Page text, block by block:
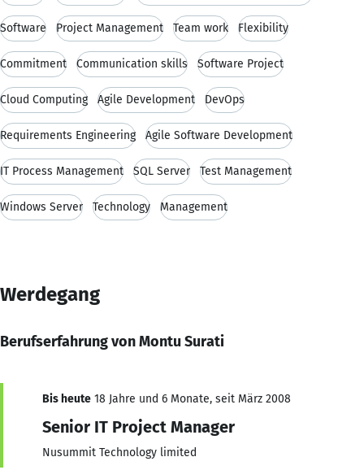
Software Project Management Team work Flexibility
Commitment Communication skills Software Project
Cloud Computing Agile Development DevOps
Requirements Engineering Agile Software Development
IT Process Management SQL Server Test Management
Windows Server Technology Management
Werdegang
Berufserfahrung von Montu Surati
Bis heute 18 Jahre und 6 Monate, seit März 2008
Senior IT Project Manager
Nusummit Technology limited